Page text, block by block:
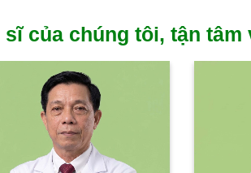
sĩ của chúng tôi, tận tâm